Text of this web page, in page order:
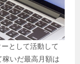
として活動して
いだ最高月額は